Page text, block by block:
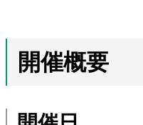
開催概要